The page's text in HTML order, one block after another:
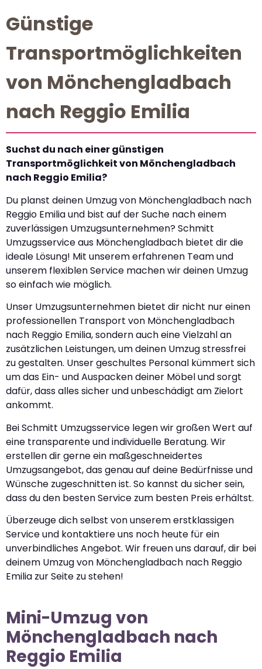
Günstige
Transportmöglichkeiten
von Mönchengladbach
nach Reggio Emilia
Suchst du nach einer günstigen
Transportmöglichkeit von Mönchengladbach
nach Reggio Emilia?
Du planst deinen Umzug von Mönchengladbach nach
Reggio Emilia und bist auf der Suche nach einem
zuverlässigen Umzugsunternehmen? Schmitt
Umzugsservice aus Mönchengladbach bietet dir die
ideale Lösung! Mit unserem erfahrenen Team und
unserem flexiblen Service machen wir deinen Umzug
so einfach wie möglich.
Unser Umzugsunternehmen bietet dir nicht nur einen
professionellen Transport von Mönchengladbach
nach Reggio Emilia, sondern auch eine Vielzahl an
zusätzlichen Leistungen, um deinen Umzug stressfrei
zu gestalten. Unser geschultes Personal kümmert sich
um das Ein- und Auspacken deiner Möbel und sorgt
dafür, dass alles sicher und unbeschädigt am Zielort
ankommt.
Bei Schmitt Umzugsservice legen wir großen Wert auf
eine transparente und individuelle Beratung. Wir
erstellen dir gerne ein maßgeschneidertes
Umzugsangebot, das genau auf deine Bedürfnisse und
Wünsche zugeschnitten ist. So kannst du sicher sein,
dass du den besten Service zum besten Preis erhältst.
Überzeuge dich selbst von unserem erstklassigen
Service und kontaktiere uns noch heute für ein
unverbindliches Angebot. Wir freuen uns darauf, dir bei
deinem Umzug von Mönchengladbach nach Reggio
Emilia zur Seite zu stehen!
Mini-Umzug von
Mönchengladbach nach
Reggio Emilia